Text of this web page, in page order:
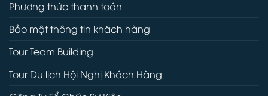
Phương thức thanh toán
Bảo mật thông tin khách hàng
Tour Team Building
Tour Du lịch Hội Nghị Khách Hàng